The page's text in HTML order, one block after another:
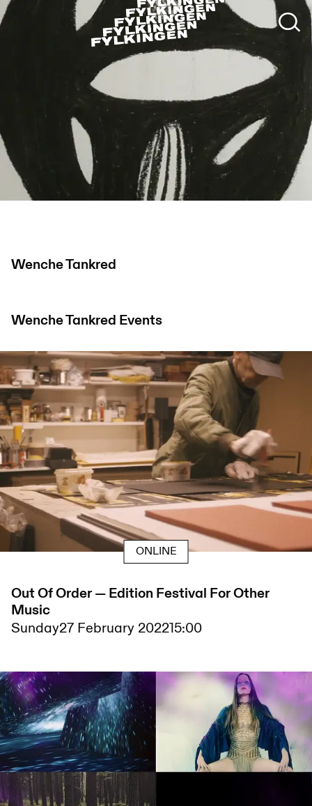
Wenche Tankred
Wenche Tankred Events
ONLINE
Out Of Order — Edition Festival For Other
Music
Sunday27 February 202215:00